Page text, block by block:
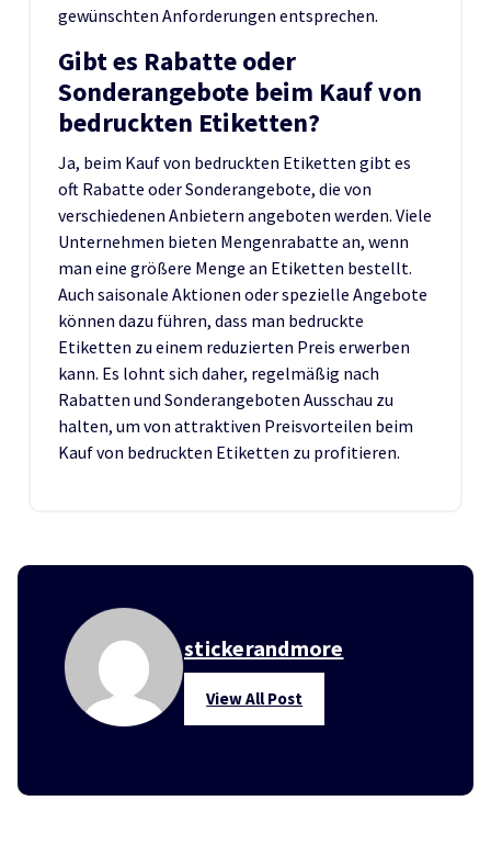
gewünschten Anforderungen entsprechen.
Gibt es Rabatte oder
Sonderangebote beim Kauf von
bedruckten Etiketten?
Ja, beim Kauf von bedruckten Etiketten gibt es
oft Rabatte oder Sonderangebote, die von
verschiedenen Anbietern angeboten werden. Viele
Unternehmen bieten Mengenrabatte an, wenn
man eine größere Menge an Etiketten bestellt.
Auch saisonale Aktionen oder spezielle Angebote
können dazu führen, dass man bedruckte
Etiketten zu einem reduzierten Preis erwerben
kann. Es lohnt sich daher, regelmäßig nach
Rabatten und Sonderangeboten Ausschau zu
halten, um von attraktiven Preisvorteilen beim
Kauf von bedruckten Etiketten zu profitieren.
stickerandmore
View All Post